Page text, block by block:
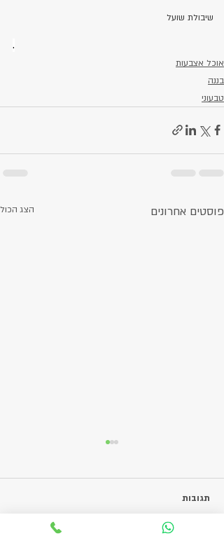
שיבולת שועל
.
אוכל אצבעות
בננה
טבעוני
פוסטים אחרונים הצג הכול
תגובות